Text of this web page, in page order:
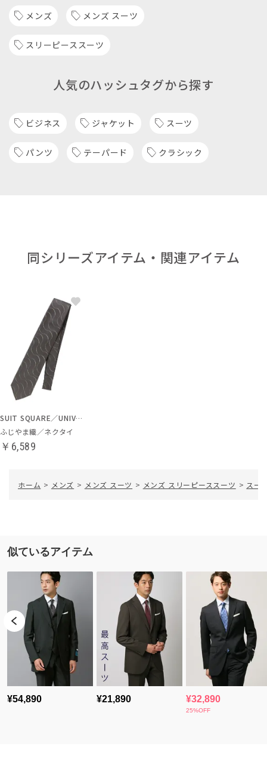
メンズ メンズ スーツ
スリーピーススーツ
人気のハッシュタグから探す
ビジネス ジャケット スーツ
パンツ テーパード クラシック
同シリーズアイテム・関連アイテム
SUIT SQUARE／UNIVERSAL LANGUAGE
ふじやま織／ネクタイ
￥6,589
ホーム > メンズ > メンズ スーツ > メンズ スリーピーススーツ > スー